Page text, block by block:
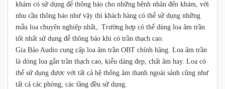
khám có sử dụng để thông báo cho những bệnh nhân đến khám, với
nhu cầu thông báo như vậy thì khách hàng có thể sử dụng những
mẫu loa chuyên nghiệp nhất,. Trường hợp có thể dùng loa âm trần
tốt nhất sử dụng để thông báo khi có trần thạch cao.
Gia Bảo Audio cung cấp loa âm trần OBT chính hãng. Loa âm trần
là dòng loa gắn trần thạch cao, kiểu dáng đẹp, chất âm hay. Loa có
thể sử dụng được với tất cả hệ thống âm thanh ngoài sảnh cũng như
tất cả các phòng, các tầng đều sử dụng.